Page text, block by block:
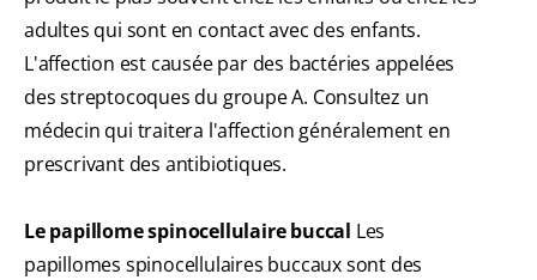
adultes qui sont en contact avec des enfants.
L'affection est causée par des bactéries appelées
des streptocoques du groupe A. Consultez un
médecin qui traitera l'affection généralement en
prescrivant des antibiotiques.
Le papillome spinocellulaire buccal Les
papillomes spinocellulaires buccaux sont des